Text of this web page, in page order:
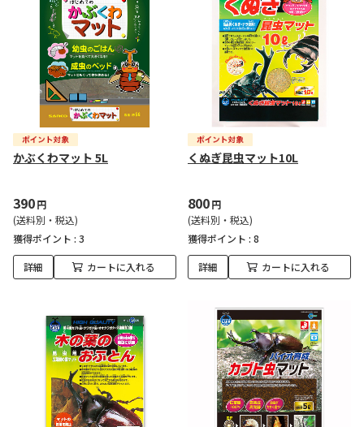
かぶくわマット 5L
390円
(送料別・税込)
獲得ポイント : 3
詳細 カートに入れる
くぬぎ昆虫マット10L
800円
(送料別・税込)
獲得ポイント : 8
詳細 カートに入れる